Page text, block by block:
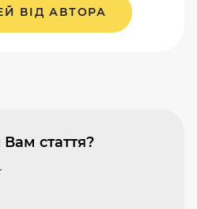
ВІД АВТОРА
стаття?